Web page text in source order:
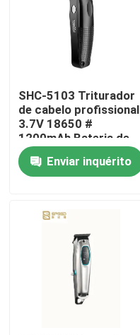
Casa
Show de RV
SHC-5103 Triturador
de cabelo profissional
3.7V 18650 #
1200mAh Bateria de
lítio 3CR13 Ferro
inoxidávelEnviar inquérito